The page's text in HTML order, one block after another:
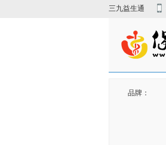
三九益生通
品牌：